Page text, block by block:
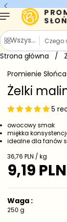
treści
Wszystkie kategorie
S
z
u
a
j
Strona główna /
Przejdź do
o
Promienie Słońca
Żelki
5
owocowy smak
miękka
idealne dla fanów
C
e
n
j
d
n
36,76 PLN / kg
C
n
a
r
9,19 PLN
Waga :
250 g